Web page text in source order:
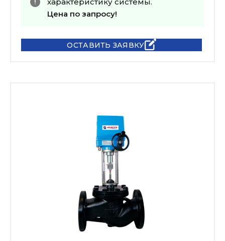
характеристику системы.
Цена по запросу!
ОСТАВИТЬ ЗАЯВКУ